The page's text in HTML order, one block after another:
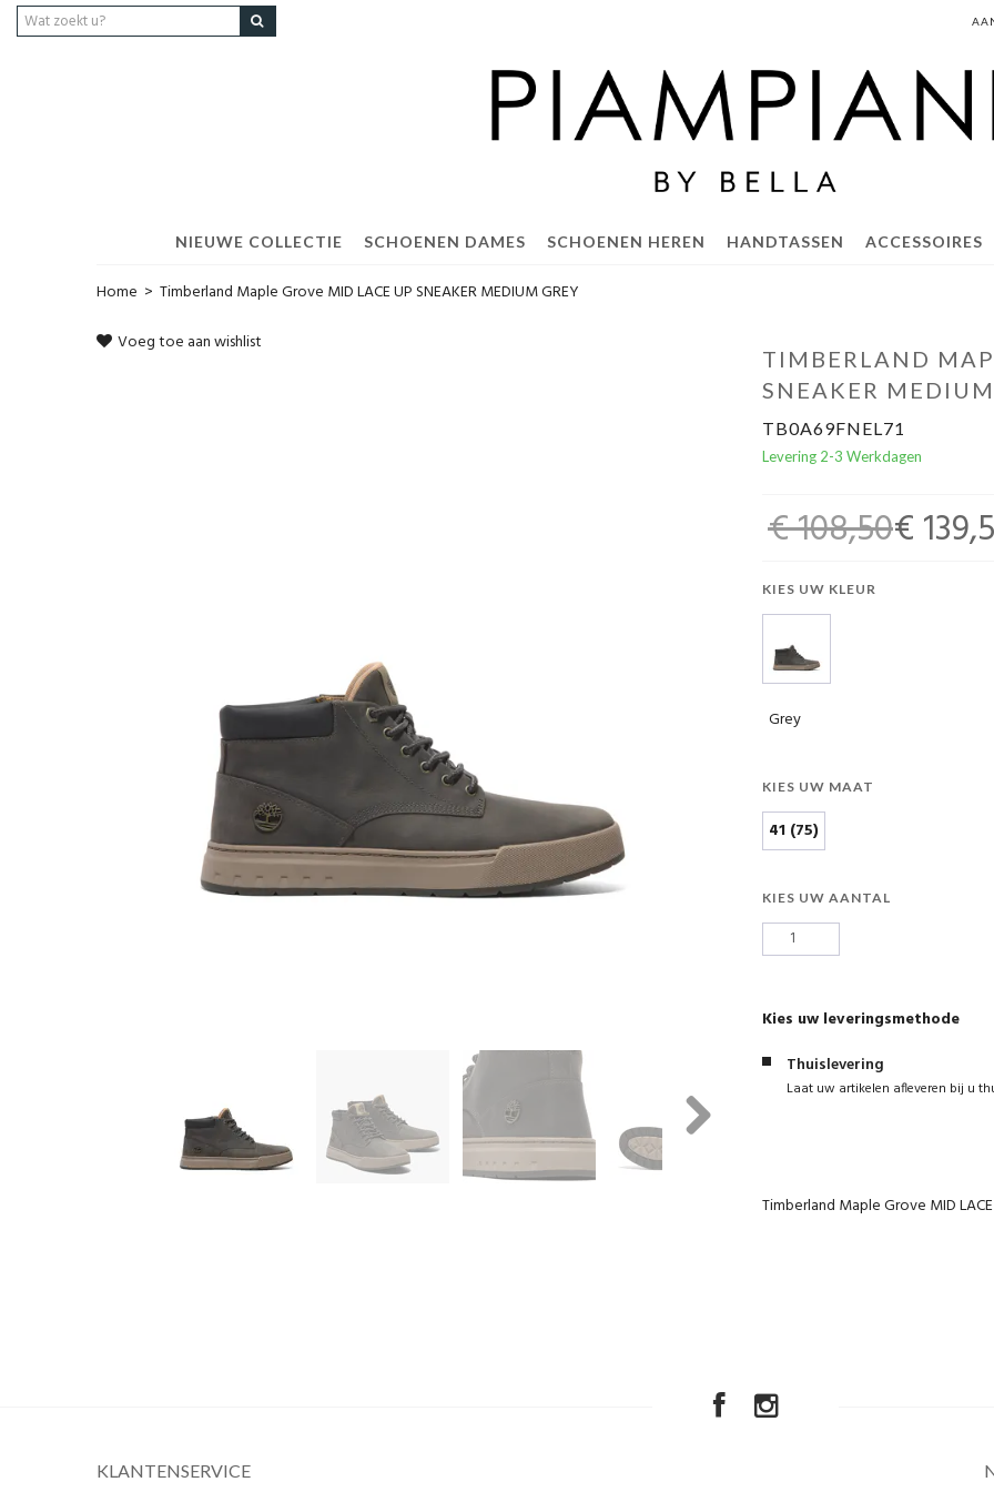
NIEUWE COLLECTIE SCHOENEN DAMES SCHOENEN HEREN HANDTASSEN ACCESSOIRES
Home > Timberland Maple Grove MID LACE UP SNEAKER MEDIUM GREY
Voeg toe aan wishlist
TIMBERLAND
SNEAKER
TB0A69FNEL71
Levering 2-3 Werkdagen
€ 108,50€
KIES UW KLEUR
Grey
KIES UW MAAT
41 (75)
KIES UW AANTAL
Kies uw leveringsmethode
Thuislevering
Laat uw artikelen afleveren bij u
Timberland Maple Grove MID LACE
KLANTENSERVICE